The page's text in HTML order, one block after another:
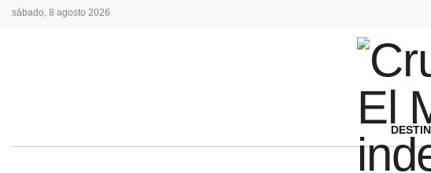
sábado, 8 agosto 2026